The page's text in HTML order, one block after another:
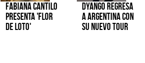
Fabiana Cantilo
presenta 'Flor
de Loto'
Dyango regresa
a Argentina con
su nuevo tour